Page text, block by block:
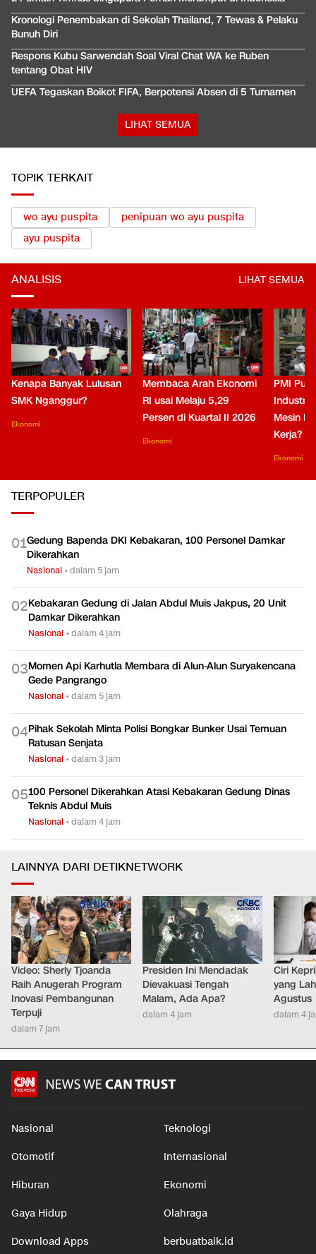
Kronologi Penembakan di Sekolah Thailand, 7 Tewas & Pelaku
Bunuh Diri
Respons Kubu Sarwendah Soal Viral Chat WA ke Ruben
tentang Obat HIV
UEFA Tegaskan Boikot FIFA, Berpotensi Absen di 5 Turnamen
LIHAT SEMUA
TOPIK TERKAIT
wo ayu puspita
penipuan wo ayu puspita
ayu puspita
ANALISIS LIHAT SEMUA
Kenapa Banyak Lulusan
SMK Nganggur?
Ekonomi
Membaca Arah Ekonomi
RI usai Melaju 5,29
Persen di Kuartal II 2026
Ekonomi
PMI
Industri
Mesin
Kerja?
Ekonomi
TERPOPULER
01Gedung Bapenda DKI Kebakaran, 100 Personel Damkar
Dikerahkan
Nasional •dalam 5 jam
02Kebakaran Gedung di Jalan Abdul Muis Jakpus, 20 Unit
Damkar Dikerahkan
Nasional •dalam 4 jam
03Momen Api Karhutla Membara di Alun-Alun Suryakencana
Gede Pangrango
Nasional •dalam 5 jam
04Pihak Sekolah Minta Polisi Bongkar Bunker Usai Temuan
Ratusan Senjata
Nasional •dalam 3 jam
05100 Personel Dikerahkan Atasi Kebakaran Gedung Dinas
Teknis Abdul Muis
Nasional •dalam 4 jam
LAINNYA DARI DETIKNETWORK
Video: Sherly Tjoanda
Raih Anugerah Program
Inovasi Pembangunan
Terpuji
dalam 7 jam
Presiden Ini Mendadak
Dievakuasi Tengah
Malam, Ada Apa?
dalam 4 jam
Ciri
yang
Agustus
dalam 4
Nasional Teknologi
Otomotif Internasional
Hiburan Ekonomi
Gaya Hidup Olahraga
Download Apps berbuatbaik.id